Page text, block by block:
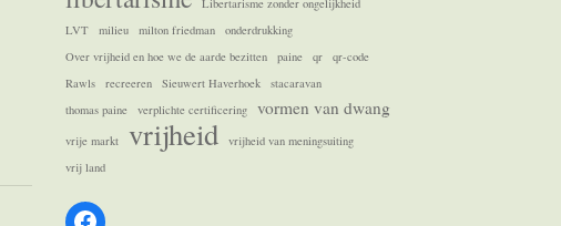
Libertarisme zonder ongelijkheid
LVT
milieu milton friedman
onderdrukking
Over vrijheid en hoe we de aarde bezitten
paine qr
qr-code
Rawls
recreeren Sieuwert Haverhoek
stacaravan
thomas paine
verplichte certificering vormen van dwang
vrije markt vrijheid
vrijheid van meningsuiting
vrij land
Facebook